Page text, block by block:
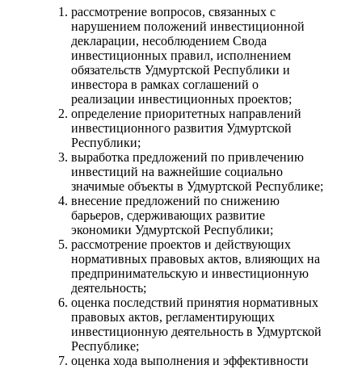
рассмотрение вопросов, связанных с
нарушением положений инвестиционной
декларации, несоблюдением Свода
инвестиционных правил, исполнением
обязательств Удмуртской Республики и
инвестора в рамках соглашений о
реализации инвестиционных проектов;
определение приоритетных направлений
инвестиционного развития Удмуртской
Республики;
выработка предложений по привлечению
инвестиций на важнейшие социально
значимые объекты в Удмуртской Республике;
внесение предложений по снижению
барьеров, сдерживающих развитие
экономики Удмуртской Республики;
рассмотрение проектов и действующих
нормативных правовых актов, влияющих на
предпринимательскую и инвестиционную
деятельность;
оценка последствий принятия нормативных
правовых актов, регламентирующих
инвестиционную деятельность в Удмуртской
Республике;
оценка хода выполнения и эффективности